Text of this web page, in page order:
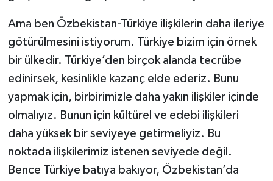
Ama ben Özbekistan-Türkiye ilişkilerin daha ileriye
götürülmesini istiyorum. Türkiye bizim için örnek
bir ülkedir. Türkiye’den birçok alanda tecrübe
edinirsek, kesinlikle kazanç elde ederiz. Bunu
yapmak için, birbirimizle daha yakın ilişkiler içinde
olmalıyız. Bunun için kültürel ve edebi ilişkileri
daha yüksek bir seviyeye getirmeliyiz. Bu
noktada ilişkilerimiz istenen seviyede değil.
Bence Türkiye batıya bakıyor, Özbekistan’da